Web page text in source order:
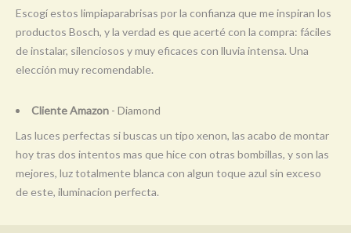
Escogí estos limpiaparabrisas por la confianza que me inspiran los
productos Bosch, y la verdad es que acerté con la compra: fáciles
de instalar, silenciosos y muy eficaces con lluvia intensa. Una
elección muy recomendable.
Cliente Amazon - Diamond
Las luces perfectas si buscas un tipo xenon, las acabo de montar
hoy tras dos intentos mas que hice con otras bombillas, y son las
mejores, luz totalmente blanca con algun toque azul sin exceso
de este, iluminacion perfecta.